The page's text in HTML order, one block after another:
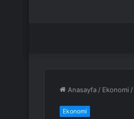
Anasayfa / Ekonomi /
Ekonomi